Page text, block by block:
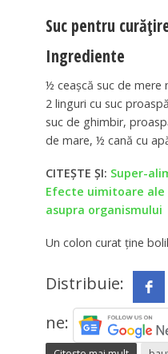
Suc pentru
Ingrediente
½ ceaşcă suc de mere
2 linguri cu suc
suc de ghimbir,
de mare, ½ cană cu
CITEŞTE ŞI: Super-
Efecte uimitoare
asupra organismului
Un colon curat ține
Distribuie:
ne: